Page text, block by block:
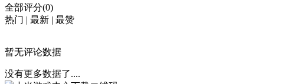
全部评分(0)
热门 | 最新 | 最赞
暂无评论数据
没有更多数据了....